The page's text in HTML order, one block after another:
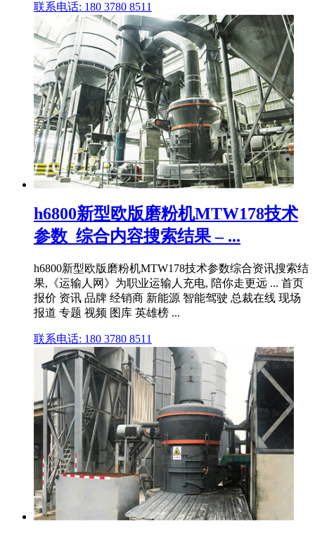
联系电话: 180 3780 8511
h6800新型欧版磨粉机MTW178技术
参数_综合内容搜索结果 – ...
h6800新型欧版磨粉机MTW178技术参数综合资讯搜索结
果,《运输人网》为职业运输人充电, 陪你走更远 ... 首页
报价 资讯 品牌 经销商 新能源 智能驾驶 总裁在线 现场
报道 专题 视频 图库 英雄榜 ...
联系电话: 180 3780 8511